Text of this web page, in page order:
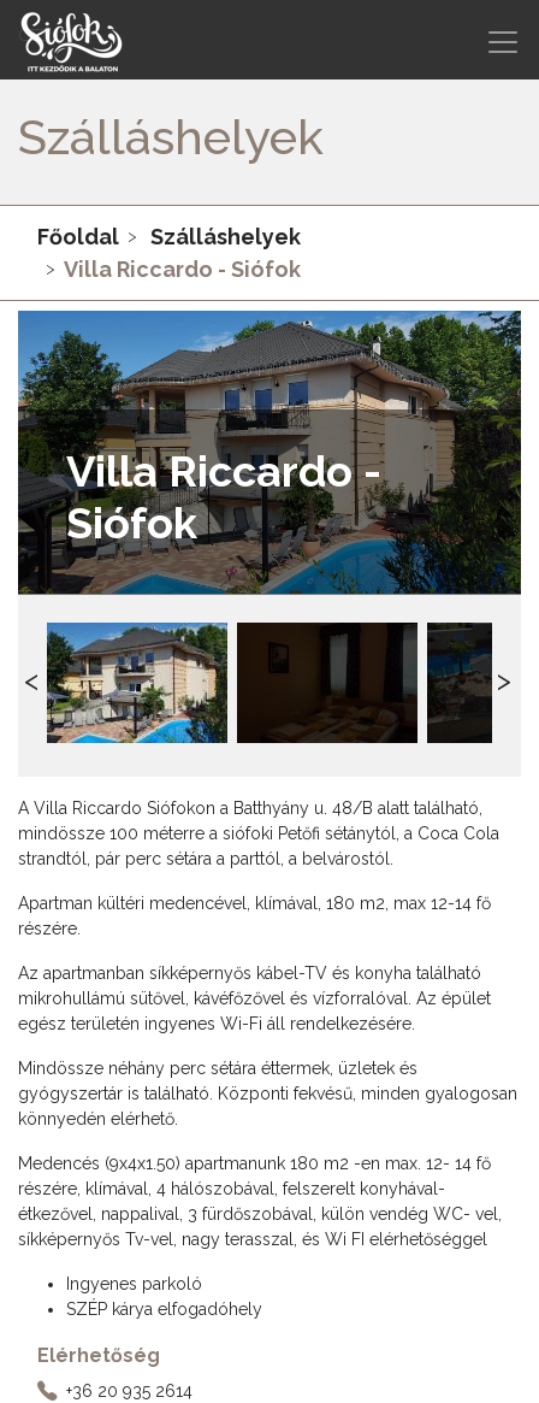
Szálláshelyek
Főoldal
Szálláshelyek
Villa Riccardo - Siófok
Villa Riccardo -
Siófok
A Villa Riccardo Siófokon a Batthyány u. 48/B alatt található,
mindössze 100 méterre a siófoki Petőfi sétánytól, a Coca Cola
strandtól, pár perc sétára a parttól, a belvárostól.
Apartman kültéri medencével, klímával, 180 m2, max 12-14 fő
részére.
Az apartmanban síkképernyős kábel-TV és konyha található
mikrohullámú sütővel, kávéfőzővel és vízforralóval. Az épület
egész területén ingyenes Wi-Fi áll rendelkezésére.
Mindössze néhány perc sétára éttermek, üzletek és
gyógyszertár is található. Központi fekvésű, minden gyalogosan
könnyedén elérhető.
Medencés (9x4x1.50) apartmanunk 180 m2 -en max. 12- 14 fő
részére, klímával, 4 hálószobával, felszerelt konyhával-
étkezővel, nappalival, 3 fürdőszobával, külön vendég WC- vel,
síkképernyős Tv-vel, nagy terasszal, és Wi FI elérhetőséggel
Ingyenes parkoló
SZÉP kárya elfogadóhely
Elérhetőség
+36 20 935 2614